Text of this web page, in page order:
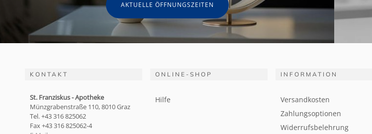
AKTUELLE ÖFFNUNGSZEITEN
KONTAKT
St. Franziskus - Apotheke
Münzgrabenstraße 110, 8010 Graz
Tel. +43 316 825062
Fax +43 316 825062-4
ONLINE-SHOP
Hilfe
INFORMATION
Versandkosten
Zahlungsoptionen
Widerrufsbelehrung